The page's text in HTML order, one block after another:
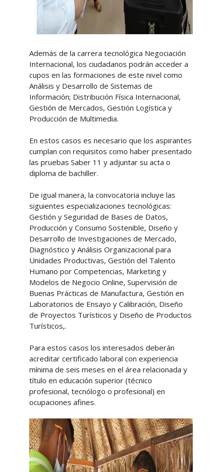
Además de la carrera tecnológica Negociación
Internacional, los ciudadanos podrán acceder a
cupos en las formaciones de este nivel como
Análisis y Desarrollo de Sistemas de
Información; Distribución Física Internacional,
Gestión de Mercados, Gestión Logística y
Producción de Multimedia.
En estos casos es necesario que los aspirantes
cumplan con requisitos como haber presentado
las pruebas Saber 11 y adjuntar su acta o
diploma de bachiller.
De igual manera, la convocatoria incluye las
siguientes especializaciones tecnológicas:
Gestión y Seguridad de Bases de Datos,
Producción y Consumo Sostenible, Diseño y
Desarrollo de Investigaciones de Mercado,
Diagnóstico y Análisis Organizacional para
Unidades Productivas, Gestión del Talento
Humano por Competencias, Marketing y
Modelos de Negocio Online, Supervisión de
Buenas Prácticas de Manufactura, Gestión en
Laboratorios de Ensayo y Calibración, Diseño
de Proyectos Turísticos y Diseño de Productos
Turísticos,.
Para estos casos los interesados deberán
acreditar certificado laboral con experiencia
mínima de seis meses en el área relacionada y
título en educación superior (técnico
profesional, tecnólogo o profesional) en
ocupaciones afines.